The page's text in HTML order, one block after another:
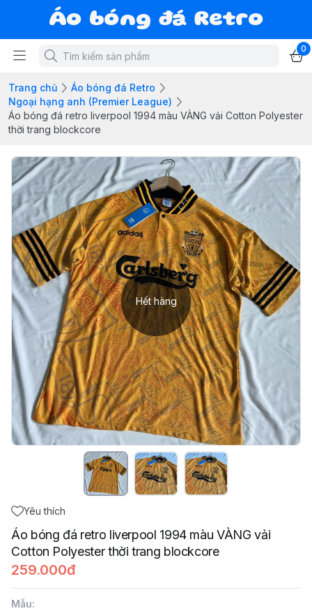
Áo bóng đá Retro
0
Trang chủ
Áo bóng đá Retro
Ngoại hạng anh (Premier League)
Áo bóng đá retro liverpool 1994 màu VÀNG vải Cotton Polyester
thời trang blockcore
Hết hàng
Yêu thích
Áo bóng đá retro liverpool 1994 màu VÀNG vải
Cotton Polyester thời trang blockcore
259.000đ
Mẫu: